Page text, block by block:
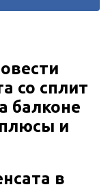
со сплит
балконе
и
в